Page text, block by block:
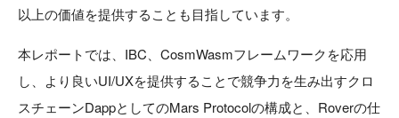
以上の価値を提供することも目指しています。
本レポートでは、IBC、CosmWasmフレームワークを応用
し、より良いUI/UXを提供することで競争力を生み出すクロ
スチェーンDappとしてのMars Protocolの構成と、Roverの仕